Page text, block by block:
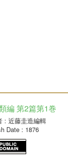
編 第2篇第1巻
: 近藤圭造編輯
Date : 1876